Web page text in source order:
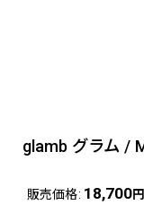
glamb グラム /
販売価格: 18,700円